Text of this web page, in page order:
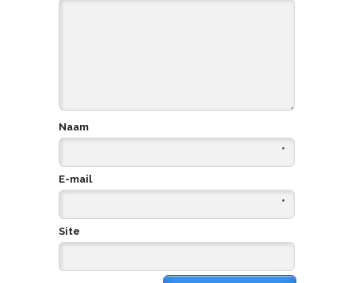
Naam
*
E-mail
*
Site